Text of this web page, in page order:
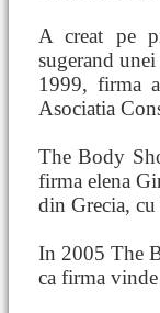
A creat pe
sugerand
1999, firma
Asociatia
The Body
firma elena
din Grecia,
In 2005 The
ca firma